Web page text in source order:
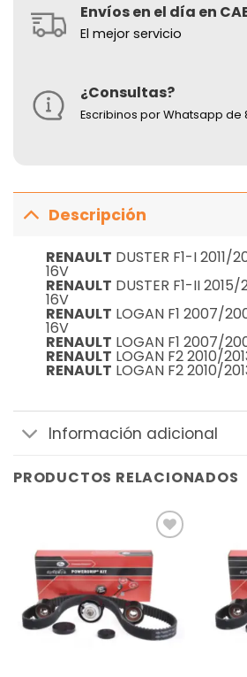
Envíos en el día en
El mejor servicio
¿Consultas?
Escribinos por Whatsapp de
Descripción
RENAULT DUSTER F1-I 2011/
16V
RENAULT DUSTER F1-II
16V
RENAULT LOGAN F1 2007/
16V
RENAULT LOGAN F1 2007/
RENAULT LOGAN F2 2010/
RENAULT LOGAN F2 2010/
Información adicional
PRODUCTOS RELACIONADOS
Añadir
a la
lista de
deseos